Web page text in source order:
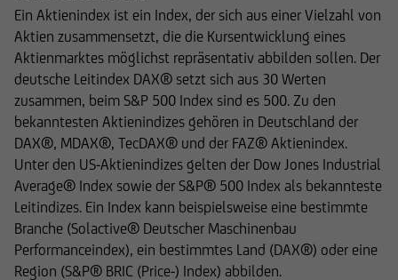
Ein Aktienindex ist ein Index, der sich aus einer Vielzahl von
Aktien zusammensetzt, die die Kursentwicklung eines
Aktienmarktes möglichst repräsentativ abbilden sollen. Der
deutsche Leitindex DAX® setzt sich aus 30 Werten
zusammen, beim S&P 500 Index sind es 500. Zu den
bekanntesten Aktienindizes gehören in Deutschland der
DAX®, MDAX®, TecDAX® und der FAZ® Aktienindex.
Unter den US-Aktienindizes gelten der Dow Jones Industrial
Average® Index sowie der S&P® 500 Index als bekannteste
Leitindizes. Ein Index kann beispielsweise eine bestimmte
Branche (Solactive® Deutscher Maschinenbau
Performanceindex), ein bestimmtes Land (DAX®) oder eine
Region (S&P® BRIC (Price-) Index) abbilden.